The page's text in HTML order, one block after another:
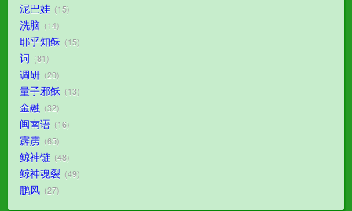
泥巴娃 15
洗脑 14
耶乎知稣 15
词 81
调研 20
量子邪稣 13
金融 32
闽南语 16
霹雳 65
鲸神链 48
鲸神魂裂 49
鹏风 27